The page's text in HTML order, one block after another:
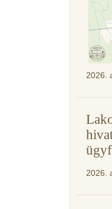
2026.
2026.